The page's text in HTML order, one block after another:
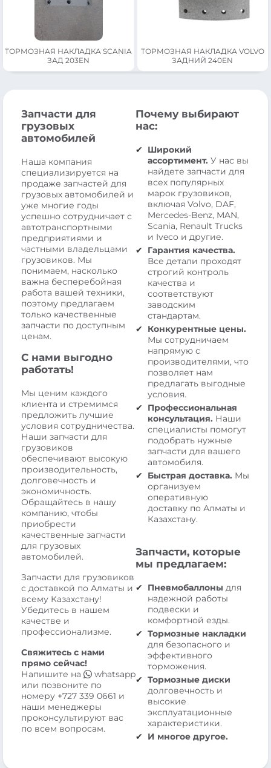
ТОРМОЗНАЯ НАКЛАДКА SCANIA
ЗАД 203EN
ТОРМОЗНАЯ НАКЛАДКА VOLVO
ЗАДНИЙ 240EN
Запчасти для
грузовых
автомобилей
Наша компания
специализируется на
продаже запчастей для
грузовых автомобилей и
уже многие годы
успешно сотрудничает с
автотранспортными
предприятиями и
частными владельцами
грузовиков. Мы
понимаем, насколько
важна бесперебойная
работа вашей техники,
поэтому предлагаем
только качественные
запчасти по доступным
ценам.
С нами выгодно
работать!
Мы ценим каждого
клиента и стремимся
предложить лучшие
условия сотрудничества.
Наши запчасти для
грузовиков
обеспечивают высокую
производительность,
долговечность и
экономичность.
Обращайтесь в нашу
компанию, чтобы
приобрести
качественные запчасти
для грузовых
автомобилей.
Запчасти для грузовиков
с доставкой по Алматы и
всему Казахстану!
Убедитесь в нашем
качестве и
профессионализме.
Свяжитесь с нами
прямо сейчас!
Напишите на
whatsapp
или позвоните по
номеру +727 339 0661 и
наши менеджеры
проконсультируют вас
по всем вопросам.
Почему выбирают
нас:
Широкий
ассортимент. У нас вы
найдете запчасти для
всех популярных
марок грузовиков,
включая Volvo, DAF,
Mercedes-Benz, MAN,
Scania, Renault Trucks
и Iveco и другие.
Гарантия качества.
Все детали проходят
строгий контроль
качества и
соответствуют
заводским
стандартам.
Конкурентные цены.
Мы сотрудничаем
напрямую с
производителями, что
позволяет нам
предлагать выгодные
условия.
Профессиональная
консультация. Наши
специалисты помогут
подобрать нужные
запчасти для вашего
автомобиля.
Быстрая доставка. Мы
организуем
оперативную
доставку по Алматы и
Казахстану.
Запчасти, которые
мы предлагаем:
Пневмобаллоны для
надежной работы
подвески и
комфортной езды.
Тормозные накладки
для безопасного и
эффективного
торможения.
Тормозные диски
долговечность и
высокие
эксплуатационные
характеристики.
И многое другое.